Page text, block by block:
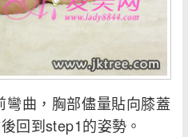
曲，胸部儘量貼向膝蓋
回到step1的姿勢。